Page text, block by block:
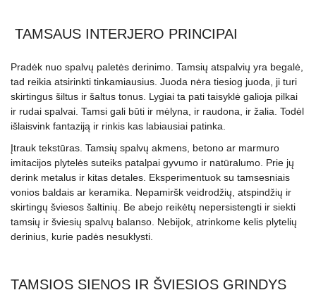
TAMSAUS INTERJERO PRINCIPAI
Pradėk nuo spalvų paletės derinimo. Tamsių atspalvių yra begalė,
tad reikia atsirinkti tinkamiausius. Juoda nėra tiesiog juoda, ji turi
skirtingus šiltus ir šaltus tonus. Lygiai ta pati taisyklė galioja pilkai
ir rudai spalvai. Tamsi gali būti ir mėlyna, ir raudona, ir žalia. Todėl
išlaisvink fantaziją ir rinkis kas labiausiai patinka.
Įtrauk tekstūras. Tamsių spalvų akmens, betono ar marmuro
imitacijos plytelės suteiks patalpai gyvumo ir natūralumo. Prie jų
derink metalus ir kitas detales. Eksperimentuok su tamsesniais
vonios baldais ar keramika. Nepamiršk veidrodžių, atspindžių ir
skirtingų šviesos šaltinių. Be abejo reikėtų nepersistengti ir siekti
tamsių ir šviesių spalvų balanso. Nebijok, atrinkome kelis plytelių
derinius, kurie padės nesuklysti.
TAMSIOS SIENOS IR ŠVIESIOS GRINDYS